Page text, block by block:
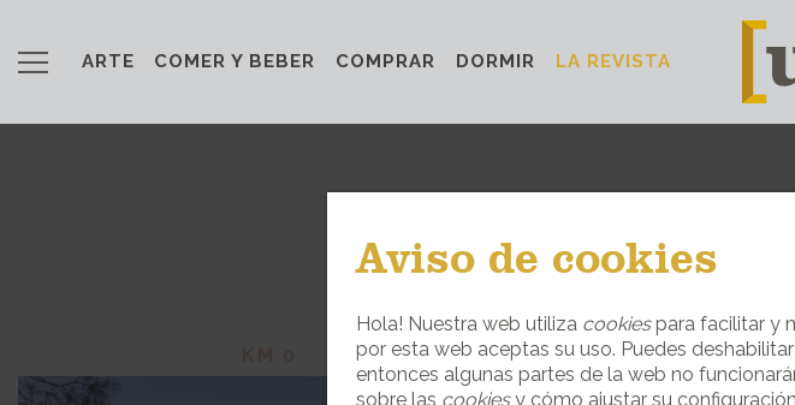
ARTE COMER Y BEBER COMPRAR DORMIR LA REVISTA
ENCUENTRA EL SITIO
Aviso de cookies
Hola! Nuestra web utiliza cookiespara facilitar y
por esta web aceptas su uso. Puedes deshabilitar
entonces algunas partes de la web no
sobre las cookiesy cómo ajustar su